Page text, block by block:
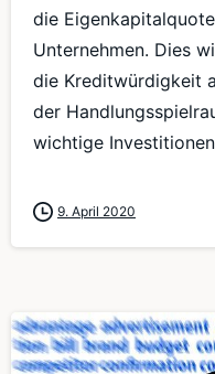
die
Unternehmen. Dies
die Kreditwürdigkeit
der
wichtige
9. April 2020